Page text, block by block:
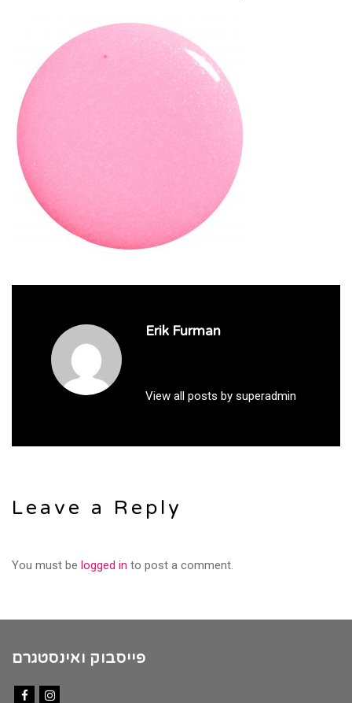
Erik Furman
View all posts by superadmin
Leave a Reply
You must be logged in to post a comment.
פייסבוק ואינסטגרם